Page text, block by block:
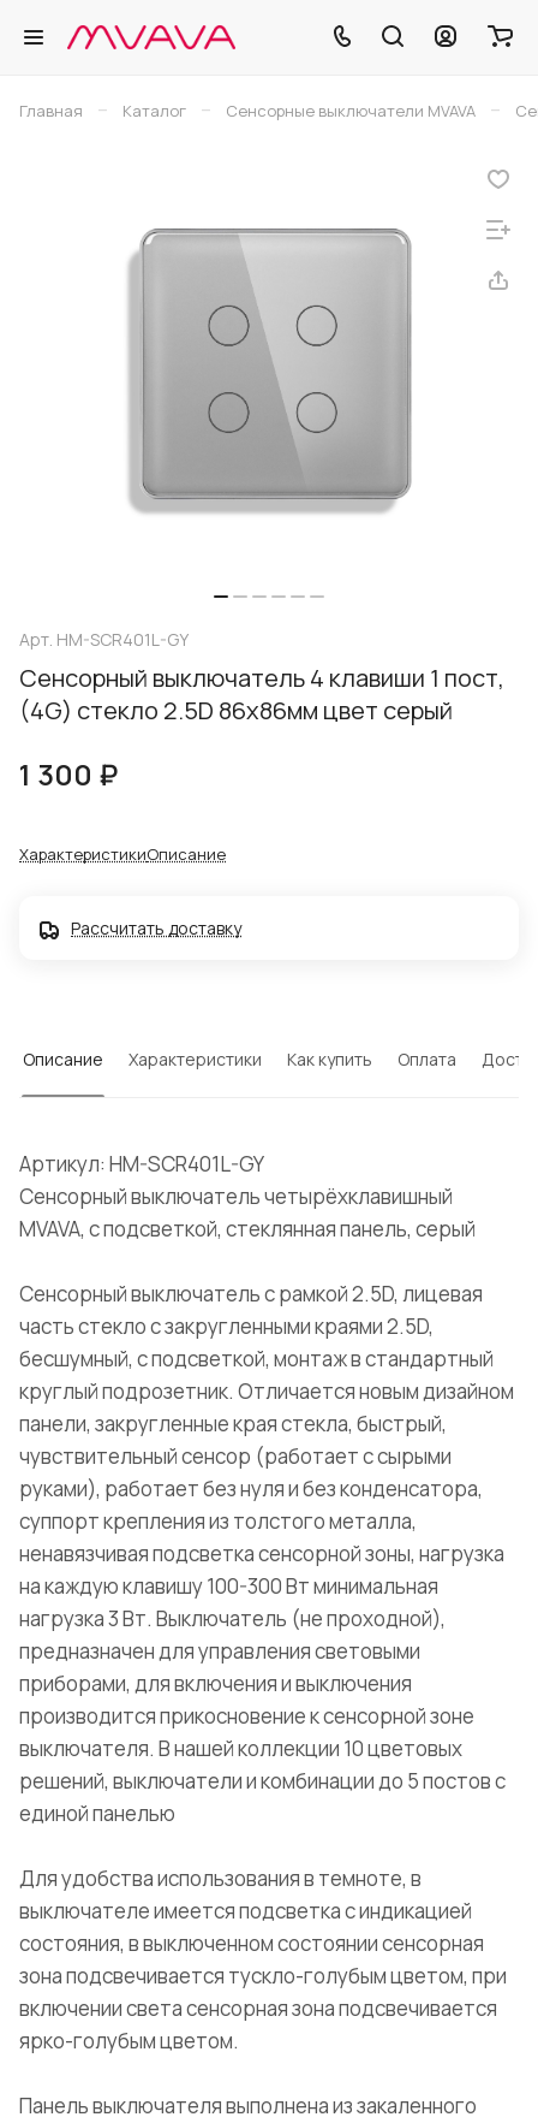
Главная – Каталог – Сенсорные выключатели MVAVA –
Арт. HM-SCR401L-GY
Сенсорный выключатель 4 клавиши 1 пост,
(4G) стекло 2.5D 86х86мм цвет серый
1 300 ₽
ХарактеристикиОписание
Рассчитать доставку
Описание Характеристики Как купить Оплата
Артикул: HM-SCR401L-GY
Сенсорный выключатель четырёхклавишный
MVAVA, с подсветкой, стеклянная панель, серый
Сенсорный выключатель с рамкой 2.5D, лицевая
часть стекло с закругленными краями 2.5D,
бесшумный, с подсветкой, монтаж в стандартный
круглый подрозетник. Отличается новым дизайном
панели, закругленные края стекла, быстрый,
чувствительный сенсор (работает с сырыми
руками), работает без нуля и без конденсатора,
суппорт крепления из толстого металла,
ненавязчивая подсветка сенсорной зоны, нагрузка
на каждую клавишу 100-300 Вт минимальная
нагрузка 3 Вт. Выключатель (не проходной),
предназначен для управления световыми
приборами, для включения и выключения
производится прикосновение к сенсорной зоне
выключателя. В нашей коллекции 10 цветовых
решений, выключатели и комбинации до 5 постов с
единой панелью
Для удобства использования в темноте, в
выключателе имеется подсветка с индикацией
состояния, в выключенном состоянии сенсорная
зона подсвечивается тускло-голубым цветом, при
включении света сенсорная зона подсвечивается
ярко-голубым цветом.
Панель выключателя выполнена из закаленного